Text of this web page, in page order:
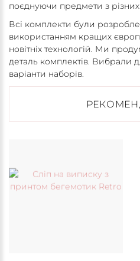
поєднуючи предмети з
Всі комплекти були
використанням кращих
новітніх технологій. Ми
деталь комплектів. Вибрали
варіанти наборів.